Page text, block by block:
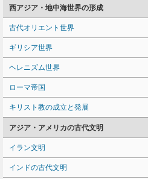
西アジア・地中海世界の形成
古代オリエント世界
ギリシア世界
ヘレニズム世界
ローマ帝国
キリスト教の成立と発展
アジア・アメリカの古代文明
イラン文明
インドの古代文明